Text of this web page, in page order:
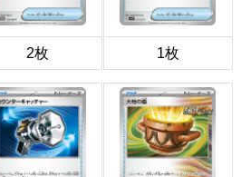
2枚 1枚